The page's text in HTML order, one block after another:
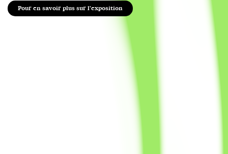
Pour en savoir plus sur l'exposition